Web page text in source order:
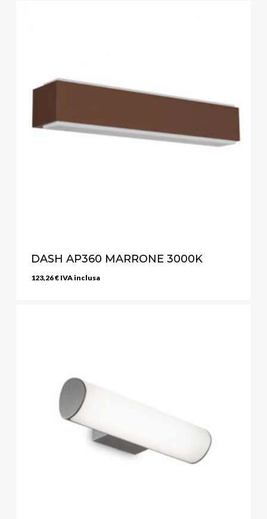
DASH AP360 MARRONE 3000K
123,26€ IVA inclusa